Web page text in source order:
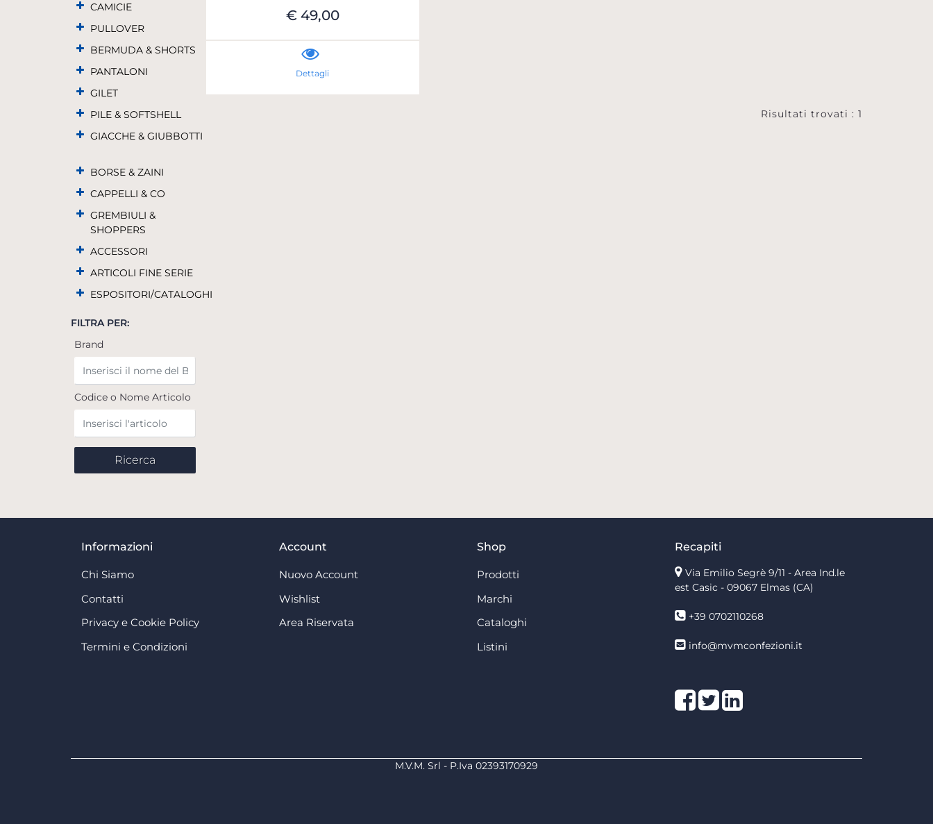
CAMICIE
PULLOVER
BERMUDA & SHORTS
PANTALONI
GILET
PILE & SOFTSHELL
GIACCHE & GIUBBOTTI
BORSE & ZAINI
CAPPELLI & CO
GREMBIULI &
SHOPPERS
ACCESSORI
ARTICOLI FINE SERIE
ESPOSITORI/CATALOGHI
FILTRA PER:
Brand
Codice o Nome Articolo
€ 49,00
Dettagli
Risultati trovati : 1
Informazioni
Chi Siamo
Contatti
Privacy e Cookie Policy
Termini e Condizioni
Account
Nuovo Account
Wishlist
Area Riservata
Shop
Prodotti
Marchi
Cataloghi
Listini
Recapiti
Via Emilio Segrè 9/11 - Area Ind.le
est Casic - 09067 Elmas (CA)
+39 0702110268
info@mvmconfezioni.it
Facebook
TwitterLinkedIn
M.V.M. Srl - P.Iva 02393170929